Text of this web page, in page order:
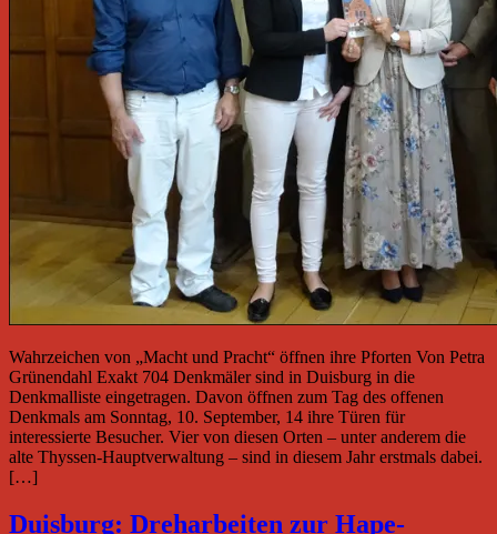
Wahrzeichen von „Macht und Pracht“ öffnen ihre Pforten Von Petra
Grünendahl Exakt 704 Denkmäler sind in Duisburg in die
Denkmalliste eingetragen. Davon öffnen zum Tag des offenen
Denkmals am Sonntag, 10. September, 14 ihre Türen für
interessierte Besucher. Vier von diesen Orten – unter anderem die
alte Thyssen-Hauptverwaltung – sind in diesem Jahr erstmals dabei.
[…]
Duisburg: Dreharbeiten zur Hape-